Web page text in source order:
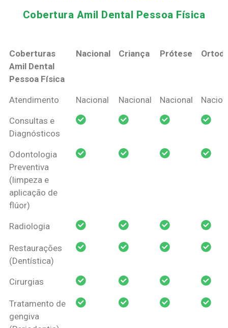
Cobertura Amil Dental Pessoa Física​
Coberturas
Amil Dental
Pessoa Física
Nacional Criança Prótese
Coberturas
Pessoa Física
Nacional Criança Prótese
Atendimento Nacional Nacional Nacional
Consultas e
Diagnósticos
Odontologia
Preventiva
(limpeza e
aplicação de
flúor)
Radiologia
Restaurações
(Dentística)
Cirurgias
Tratamento de
gengiva